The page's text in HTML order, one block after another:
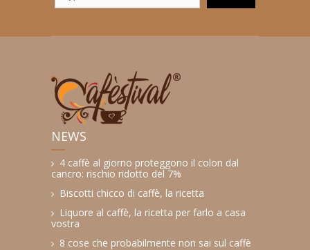
NEWS
4 caffè al giorno proteggono il colon dal
cancro: rischio ridotto del 7%
Biscotti chicco di caffè, la ricetta
Liquore al caffè, la ricetta per farlo a casa
vostra
8 cose che probabilmente non sai sul caffè